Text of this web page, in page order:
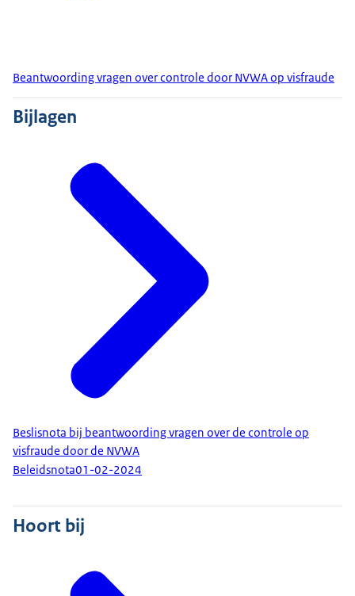
Beantwoording vragen over controle door NVWA op visfraude
Bijlagen
Beslisnota bij beantwoording vragen over de controle op
visfraude door de NVWA
Beleidsnota01-02-2024
Hoort bij